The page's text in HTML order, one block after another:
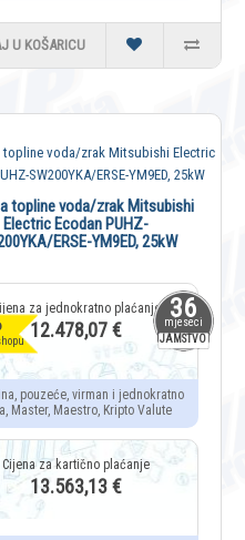
U KOŠARICU
36
mjeseci
JAMSTVO
topline voda/zrak Mitsubishi
Electric Ecodan PUHZ-
ERSE-YM9ED, 25kW
12.478,07 €
pouzeće, virman i jednokratno
Master, Maestro, Kripto Valute
13.563,13 €